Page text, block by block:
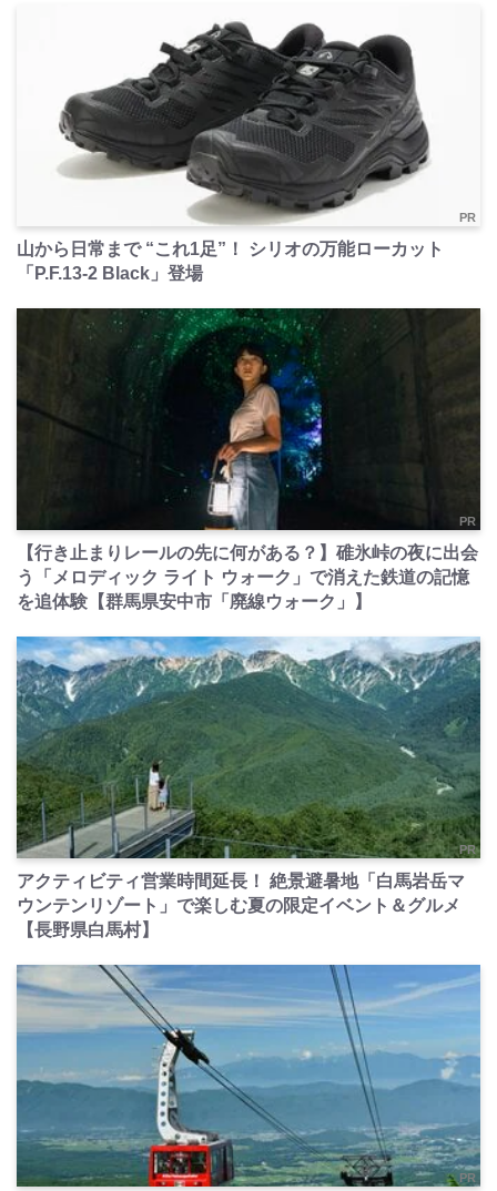
PR
山から日常まで “これ1足”！ シリオの万能ローカット
「P.F.13-2 Black」登場
PR
【行き止まりレールの先に何がある？】碓氷峠の夜に出会
う「メロディック ライト ウォーク」で消えた鉄道の記憶
を追体験【群馬県安中市「廃線ウォーク」】
PR
アクティビティ営業時間延長！ 絶景避暑地「白馬岩岳マ
ウンテンリゾート」で楽しむ夏の限定イベント＆グルメ
【長野県白馬村】
PR